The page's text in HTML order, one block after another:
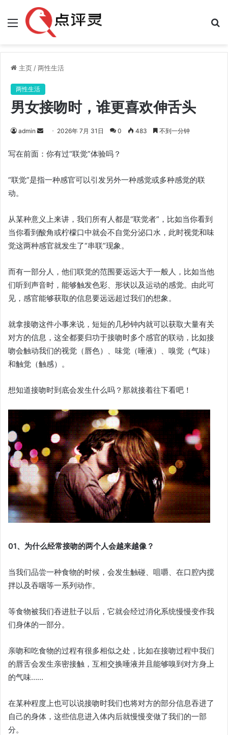
菜
主页 /两性生活
两性生活
男女接吻时，谁更喜欢伸舌头
admin
发
邮
2026年 7月 31日 0 483 不到一分钟
写在前面：你有过“联觉”体验吗？
“联觉”是指一种感官可以引发另外一种感觉或多种感觉的联
动。
从某种意义上来讲，我们所有人都是“联觉者”，比如当你看到
当你看到酸角或柠檬口中就会不自觉分泌口水，此时视觉和味
觉这两种感官就发生了“串联”现象。
而有一部分人，他们联觉的范围要远远大于一般人，比如当他
们听到声音时，能够触发色彩、形状以及运动的感觉。由此可
见，感官能够获取的信息要远远超过我们的想象。
就拿接吻这件小事来说，短短的几秒钟内就可以获取大量有关
对方的信息，这全都要归功于接吻时多个感官的联动，比如接
吻会触动我们的视觉（唇色）、味觉（唾液）、嗅觉（气味）
和触觉（触感）。
想知道接吻时到底会发生什么吗？那就接着往下看吧！
01、为什么经常接吻的两个人会越来越像？
当我们品尝一种食物的时候，会发生触碰、咀嚼、在口腔内搅
拌以及吞咽等一系列动作。
等食物被我们吞进肚子以后，它就会经过消化系统慢慢变作我
们身体的一部分。
亲吻和吃食物的过程有很多相似之处，比如在接吻过程中我们
的唇舌会发生亲密接触，互相交换唾液并且能够嗅到对方身上
的气味……
在某种程度上也可以说接吻时我们也将对方的部分信息吞进了
自己的身体，这些信息进入体内后就慢慢变做了我们的一部
分。